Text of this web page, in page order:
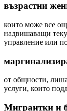
възрастни
които може все
надвишаващи
управление или
от общности,
услуги, които
Мигрантки и